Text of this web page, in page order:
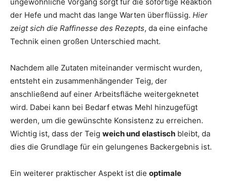
der Hefe und macht das lange Warten überflüssig. Hier
zeigt sich die Raffinesse des Rezepts, da eine einfache
Technik einen großen Unterschied macht.
Nachdem alle Zutaten miteinander vermischt wurden,
entsteht ein zusammenhängender Teig, der
anschließend auf einer Arbeitsfläche weitergeknetet
wird. Dabei kann bei Bedarf etwas Mehl hinzugefügt
werden, um die gewünschte Konsistenz zu erreichen.
Wichtig ist, dass der Teig weich und elastisch bleibt, da
dies die Grundlage für ein gelungenes Backergebnis ist.
Ein weiterer praktischer Aspekt ist die optimale